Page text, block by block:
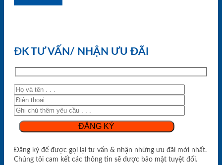
ĐK TƯ VẤN/ NHẬN ƯU ĐÃI
Đăng ký để được gọi lại tư vấn & nhận những ưu đãi mới nhất.
Chúng tôi cam kết các thông tin sẽ được bảo mật tuyệt đối.